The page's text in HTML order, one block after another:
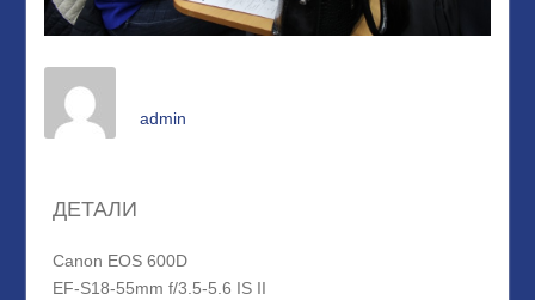
admin
ДЕТАЛИ
Canon EOS 600D
EF-S18-55mm f/3.5-5.6 IS II